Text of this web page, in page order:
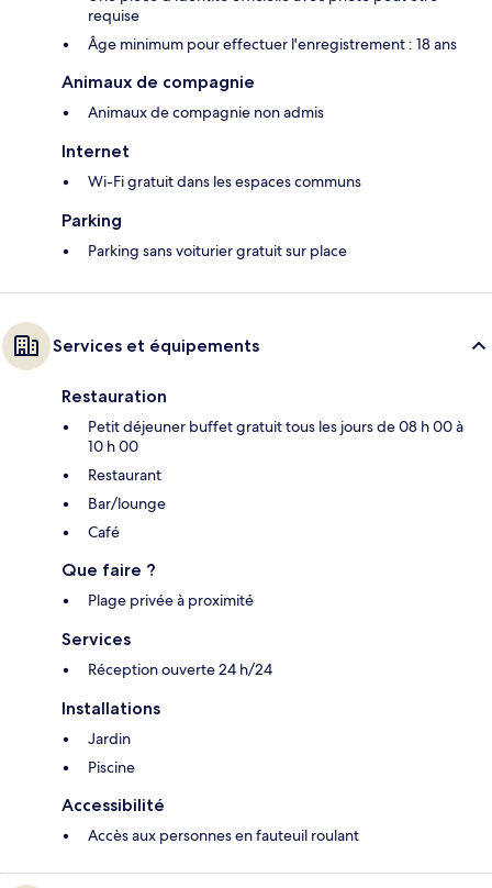
requise
Âge minimum pour effectuer l'enregistrement : 18 ans
Animaux de compagnie
Animaux de compagnie non admis
Internet
Wi-Fi gratuit dans les espaces communs
Parking
Parking sans voiturier gratuit sur place
Services et équipements
Restauration
Petit déjeuner buffet gratuit tous les jours de 08 h 00 à
10 h 00
Restaurant
Bar/lounge
Café
Que faire ?
Plage privée à proximité
Services
Réception ouverte 24 h/24
Installations
Jardin
Piscine
Accessibilité
Accès aux personnes en fauteuil roulant